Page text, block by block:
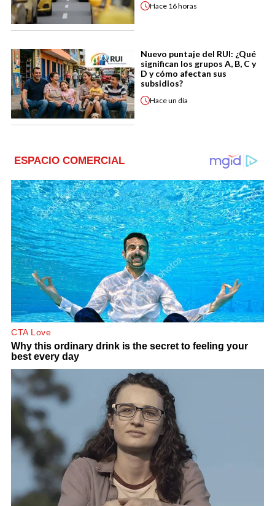
Hace 16 horas
Nuevo puntaje del RUI: ¿Qué
significan los grupos A, B, C y
D y cómo afectan sus
subsidios?
Haceun día